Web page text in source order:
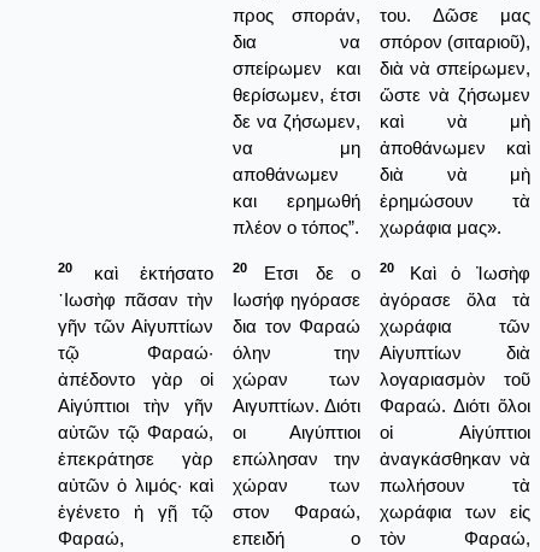
προς σποράν,
δια να
σπείρωμεν και
θερίσωμεν, έτσι
δε να ζήσωμεν,
να μη
αποθάνωμεν
και ερημωθή
πλέον ο τόπος”.
του. Δῶσε μας
σπόρον (σιταριοῦ),
διὰ νὰ σπείρωμεν,
ὥστε νὰ ζήσωμεν
καὶ νὰ μὴ
ἀποθάνωμεν καὶ
διὰ νὰ μὴ
ἐρημώσουν τὰ
χωράφια μας».
20
καὶ ἐκτήσατο
᾿Ιωσὴφ πᾶσαν τὴν
γῆν τῶν Αἰγυπτίων
τῷ Φαραώ·
ἀπέδοντο γὰρ οἱ
Αἰγύπτιοι τὴν γῆν
αὐτῶν τῷ Φαραώ,
ἐπεκράτησε γὰρ
αὐτῶν ὁ λιμός· καὶ
ἐγένετο ἡ γῇ τῷ
Φαραώ,
20
Ετσι δε ο
Ιωσήφ ηγόρασε
δια τον Φαραώ
όλην την
χώραν των
Αιγυπτίων. Διότι
οι Αιγύπτιοι
επώλησαν την
χώραν των
στον Φαραώ,
επειδή ο
20
Καὶ ὁ Ἰωσὴφ
ἀγόρασε ὅλα τὰ
χωράφια τῶν
Αἰγυπτίων διὰ
λογαριασμὸν τοῦ
Φαραώ. Διότι ὅλοι
οἱ Αἰγύπτιοι
ἀναγκάσθηκαν νὰ
πωλήσουν τὰ
χωράφια των εἰς
τὸν Φαραώ,